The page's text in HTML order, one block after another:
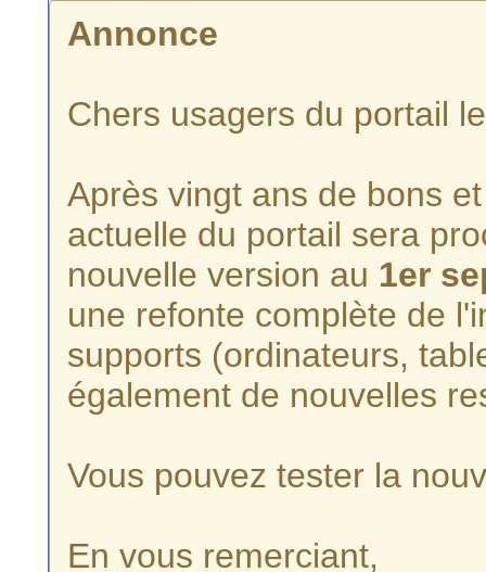
Annonce
Chers usagers du portail
Après vingt ans de bons
actuelle du portail sera
nouvelle version au 1er
une refonte complète de
supports (ordinateurs,
également de nouvelles
Vous pouvez tester la
En vous remerciant,